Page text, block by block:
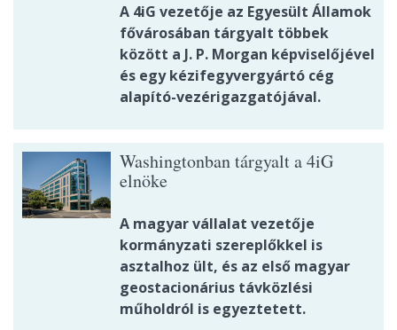
A 4iG vezetője az Egyesült Államok
fővárosában tárgyalt többek
között a J. P. Morgan képviselőjével
és egy kézifegyvergyártó cég
alapító-vezérigazgatójával.
Washingtonban tárgyalt a 4iG
elnöke
A magyar vállalat vezetője
kormányzati szereplőkkel is
asztalhoz ült, és az első magyar
geostacionárius távközlési
műholdról is egyeztetett.